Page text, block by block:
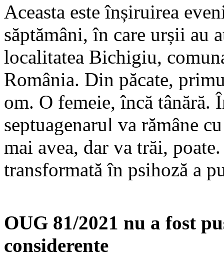
Aceasta este înșiruirea
săptămâni, în care urșii au
localitatea Bichigiu,
România. Din păcate,
om. O femeie, încă tânără.
septuagenarul va rămâne
mai avea, dar va trăi,
transformată în psihoză a
OUG 81/2021 nu a fost
considerente